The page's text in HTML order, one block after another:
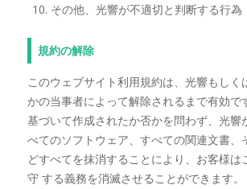
その他、光響が不適切と判断する行為
規約の解除
このウェブサイト利用規約は、光響もしく
かの当事者によって解除されるまで有効で
基づいて作成されたか否かを問わず、光響
べてのソフトウェア、すべての関連文書、
どすべてを抹消することにより、お客様は
守 する義務を消滅させることができます。